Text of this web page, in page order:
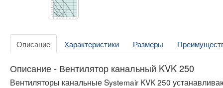
Описание Характеристики Размеры
Описание - Вентилятор канальный KVK 250
Вентиляторы канальные Systemair KVK 250